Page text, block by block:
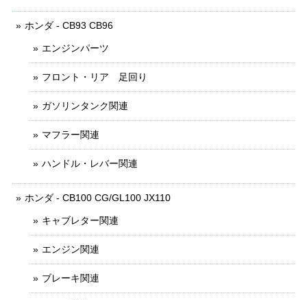
ホンダ - CB93 CB96
エンジンパーツ
フロント・リア 足回り
ガソリンタンク関連
マフラー関連
ハンドル・レバー関連
ホンダ - CB100 CG/GL100 JX110
キャブレター関連
エンジン関連
ブレーキ関連